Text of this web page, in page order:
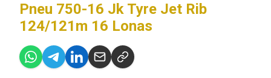
Pneu 750-16 Jk Tyre Jet Rib
124/121m 16 Lonas